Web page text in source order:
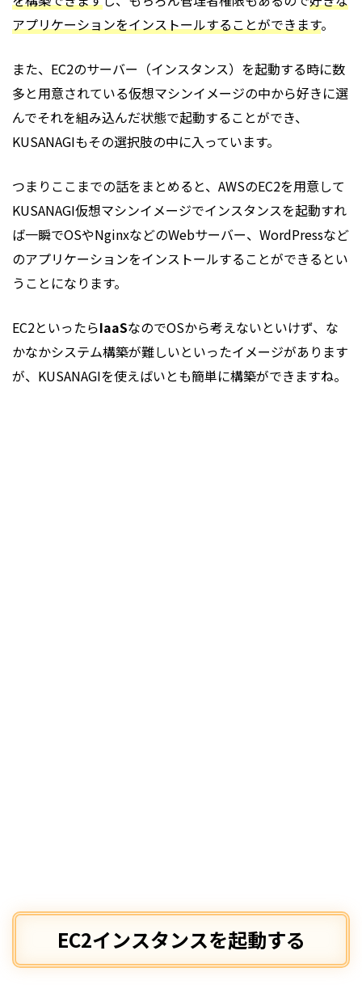
アプリケーションをインストールすることができます。
また、EC2のサーバー（インスタンス）を起動する時に数
多と用意されている仮想マシンイメージの中から好きに選
んでそれを組み込んだ状態で起動することができ、
KUSANAGIもその選択肢の中に入っています。
つまりここまでの話をまとめると、AWSのEC2を用意して
KUSANAGI仮想マシンイメージでインスタンスを起動すれ
ば一瞬でOSやNginxなどのWebサーバー、WordPressなど
のアプリケーションをインストールすることができるとい
うことになります。
EC2といったらIaaSなのでOSから考えないといけず、な
かなかシステム構築が難しいといったイメージがあります
が、KUSANAGIを使えばいとも簡単に構築ができますね。
EC2インスタンスを起動する